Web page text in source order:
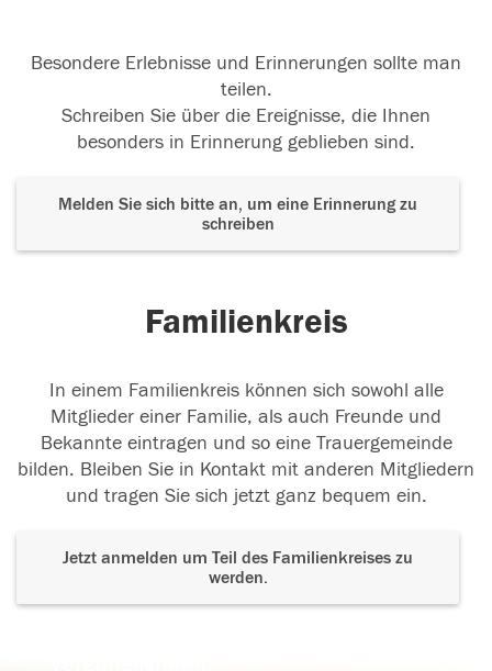
Besondere Erlebnisse und Erinnerungen sollte man
teilen.
Schreiben Sie über die Ereignisse, die Ihnen
besonders in Erinnerung geblieben sind.
Melden Sie sich bitte an, um eine Erinnerung zu
schreiben
Familienkreis
In einem Familienkreis können sich sowohl alle
Mitglieder einer Familie, als auch Freunde und
Bekannte eintragen und so eine Trauergemeinde
bilden. Bleiben Sie in Kontakt mit anderen Mitgliedern
und tragen Sie sich jetzt ganz bequem ein.
Jetzt anmelden um Teil des Familienkreises zu
werden.